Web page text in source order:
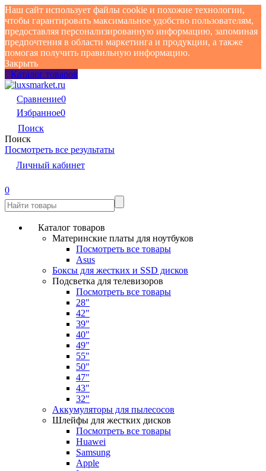
Наш сайт использует файлы cookie и похожие технологии,
чтобы гарантировать максимальное удобство пользователям,
предоставляя персонализированную информацию, запоминая
предпочтения в области маркетинга и продукции, а также
помогая получить правильную информацию.
Закрыть
Каталог товаров
Сравнение0
Избранное0
Поиск
Поиск
Посмотреть все результаты
Личный кабинет
0
Каталог товаров
Материнские платы для ноутбуков
Посмотреть все товары
Asus
Боксы для жестких и SSD дисков
Подсветка для телевизоров
Посмотреть все товары
28"
42"
39"
40"
49"
55"
50"
47"
43"
32"
Аккумуляторы для пылесосов
Шлейфы для жестких дисков
Посмотреть все товары
Huawei
Samsung
Apple